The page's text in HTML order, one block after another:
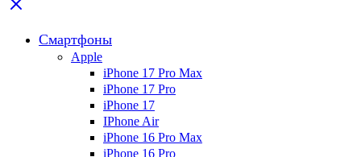
Смартфоны
Apple
iPhone 17 Pro Max
iPhone 17 Pro
iPhone 17
IPhone Air
iPhone 16 Pro Max
iPhone 16 Pro